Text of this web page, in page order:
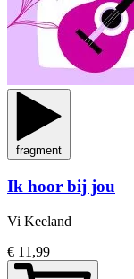
fragment
Ik hoor bij jou
Vi Keeland
€ 11,99